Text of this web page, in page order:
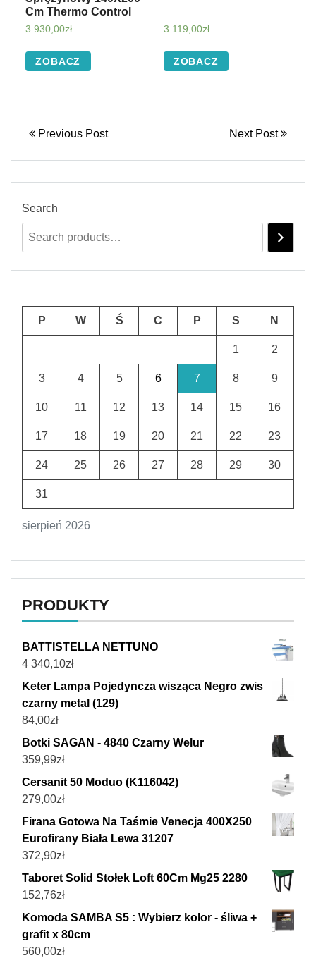
Cm Thermo Control
3 930,00zł
ZOBACZ
3 119,00zł
ZOBACZ
Previous Post Next Post
Search
sierpień 2026
P W Ś C P S N
1 2
3 4 5 6 7 8 9
10 11 12 13 14 15 16
17 18 19 20 21 22 23
24 25 26 27 28 29 30
31
PRODUKTY
BATTISTELLA NETTUNO
4 340,10zł
Keter Lampa Pojedyncza wisząca Negro zwis
czarny metal (129)
84,00zł
Botki SAGAN - 4840 Czarny Welur
359,99zł
Cersanit 50 Moduo (K116042)
279,00zł
Firana Gotowa Na Taśmie Venecja 400X250
Eurofirany Biała Lewa 31207
372,90zł
Taboret Solid Stołek Loft 60Cm Mg25 2280
152,76zł
Komoda SAMBA S5 : Wybierz kolor - śliwa +
grafit x 80cm
560,00zł